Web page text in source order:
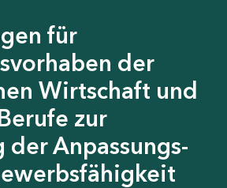
für
der
Wirtschaft und
zur
der Anpassungs-